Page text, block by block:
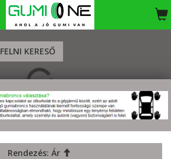
FELNI KERESŐ
KERESÉS
Rendezés: Ár